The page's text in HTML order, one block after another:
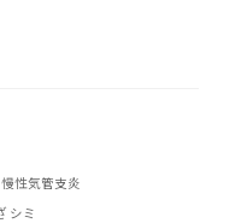
性気管支炎
シミ